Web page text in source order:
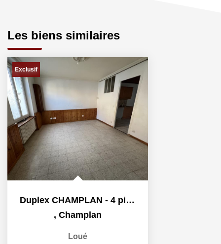
Les biens similaires
Exclusif
Duplex CHAMPLAN - 4 pièce(s) - 72.52 m2
, Champlan
Loué